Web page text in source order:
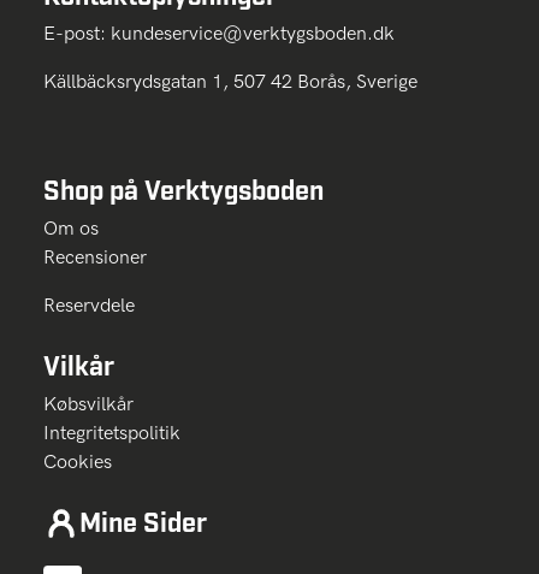
E-post: kundeservice@verktygsboden.dk
Källbäcksrydsgatan 1, 507 42 Borås, Sverige
Shop på Verktygsboden
Om os
Recensioner
Reservdele
Vilkår
Købsvilkår
Integritetspolitik
Cookies
Mine Sider